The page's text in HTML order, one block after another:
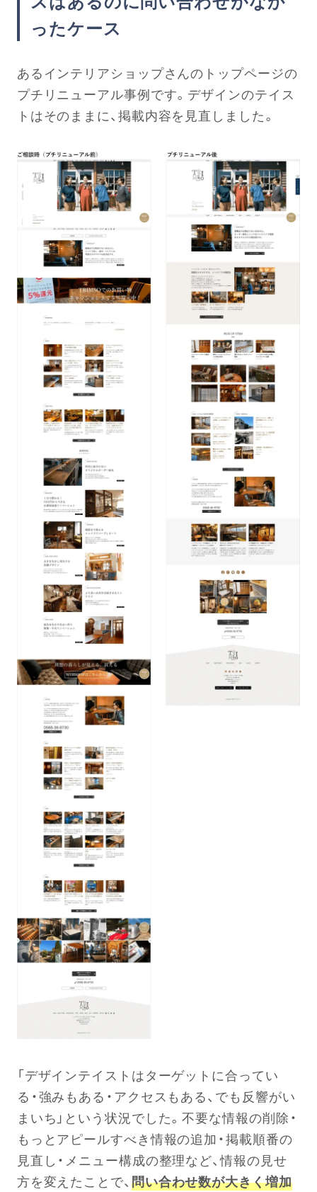
ったケース
あるインテリアショップさんのトップページの
プチリニューアル事例です。デザインのテイス
トはそのままに、掲載内容を見直しました。
「デザインテイストはターゲットに合ってい
る・強みもある・アクセスもある、でも反響がい
まいち」という状況でした。不要な情報の削除・
もっとアピールすべき情報の追加・掲載順番の
見直し・メニュー構成の整理など、情報の見せ
方を変えたことで、問い合わせ数が大きく増加